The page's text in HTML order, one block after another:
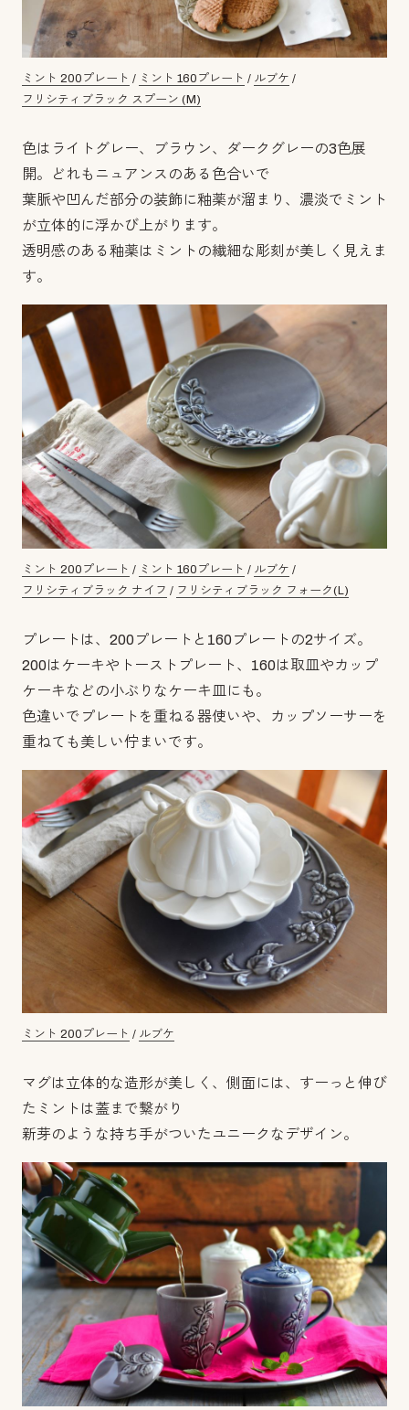
ミント 200プレート / ミント 160プレート / ルブケ /
フリシティブラック スプーン (M)
色はライトグレー、ブラウン、ダークグレーの3色展
開。どれもニュアンスのある色合いで
葉脈や凹んだ部分の装飾に釉薬が溜まり、濃淡でミント
が立体的に浮かび上がります。
透明感のある釉薬はミントの繊細な彫刻が美しく見えま
す。
ミント 200プレート / ミント 160プレート / ルブケ /
フリシティブラック ナイフ / フリシティブラック フォーク(L)
プレートは、200プレートと160プレートの2サイズ。
200はケーキやトーストプレート、160は取皿やカップ
ケーキなどの小ぶりなケーキ皿にも。
色違いでプレートを重ねる器使いや、カップソーサーを
重ねても美しい佇まいです。
ミント 200プレート / ルブケ
マグは立体的な造形が美しく、側面には、すーっと伸び
たミントは蓋まで繋がり
新芽のような持ち手がついたユニークなデザイン。